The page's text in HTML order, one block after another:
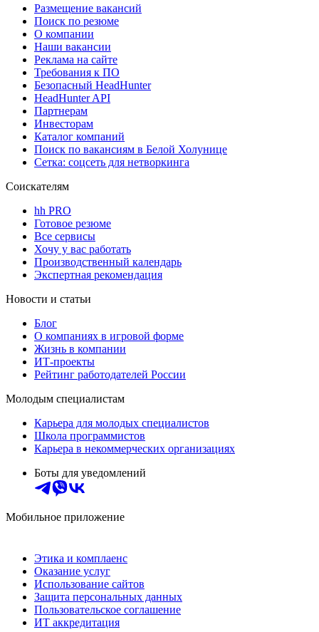
Размещение вакансий
Поиск по резюме
О компании
Наши вакансии
Реклама на сайте
Требования к ПО
Безопасный HeadHunter
HeadHunter API
Партнерам
Инвесторам
Каталог компаний
Поиск по вакансиям в Белой Холунице
Сетка: соцсеть для нетворкинга
Соискателям
hh PRO
Готовое резюме
Все сервисы
Хочу у вас работать
Производственный календарь
Экспертная рекомендация
Новости и статьи
Блог
О компаниях в игровой форме
Жизнь в компании
ИТ-проекты
Рейтинг работодателей России
Молодым специалистам
Карьера для молодых специалистов
Школа программистов
Карьера в некоммерческих организациях
Боты для уведомлений
Мобильное приложение
Этика и комплаенс
Оказание услуг
Использование сайтов
Защита персональных данных
Пользовательское соглашение
ИТ аккредитация